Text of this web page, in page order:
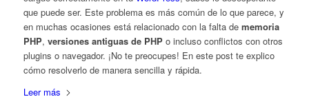
que puede ser. Este problema es más común de lo que parece, y
en muchas ocasiones está relacionado con la falta de memoria
PHP, versiones antiguas de PHPo incluso conflictos con otros
plugins o navegador. ¡No te preocupes! En este post te explico
cómo resolverlo de manera sencilla y rápida.
Leer más